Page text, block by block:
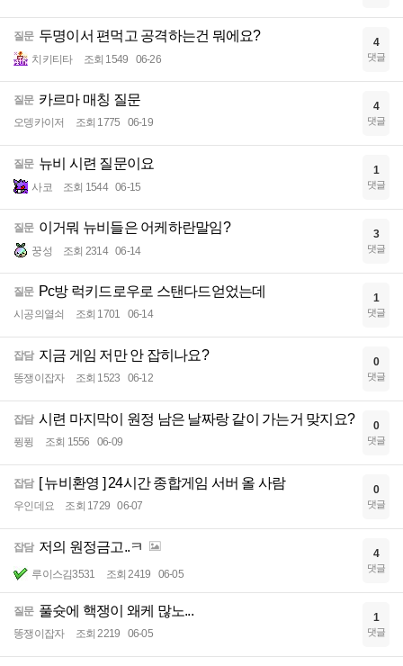
질문 두명이서 편먹고 공격하는건 뭐에요?
치키티타 조회 1549 06-26
4
댓글
질문 카르마 매칭 질문
오뎅카이저 조회 1775 06-19
4
댓글
질문 뉴비 시련 질문이요
사코 조회 1544 06-15
1
댓글
질문 이거뭐 뉴비들은 어케하란말임?
꿍성 조회 2314 06-14
3
댓글
질문 Pc방 럭키드로우로 스탠다드얻었는데
시공의열쇠 조회 1701 06-14
1
댓글
잡담 지금 게임 저만 안 잡히나요?
똥쟁이잡자 조회 1523 06-12
0
댓글
잡담 시련 마지막이 원정 남은 날짜랑 같이 가는거 맞지요?
퓡퓡 조회 1556 06-09
0
댓글
잡담 [ 뉴비환영 ] 24시간 종합게임 서버 올 사람
우인데요 조회 1729 06-07
0
댓글
잡담 저의 원정금고..ㅋ
루이스김3531 조회 2419 06-05
4
댓글
질문 풀슛에 핵쟁이 왜케 많노...
똥쟁이잡자 조회 2219 06-05
1
댓글